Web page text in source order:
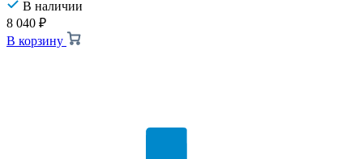
В наличии
8 040 ₽
В корзину